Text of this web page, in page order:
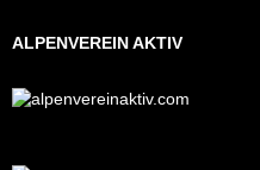
ALPENVEREIN AKTIV